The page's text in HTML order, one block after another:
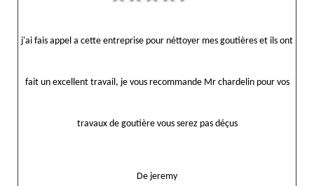
j'ai fais appel a cette entreprise pour néttoyer mes goutières et ils ont
fait un excellent travail, je vous recommande Mr chardelin pour vos
travaux de goutière vous serez pas déçus
De jeremy